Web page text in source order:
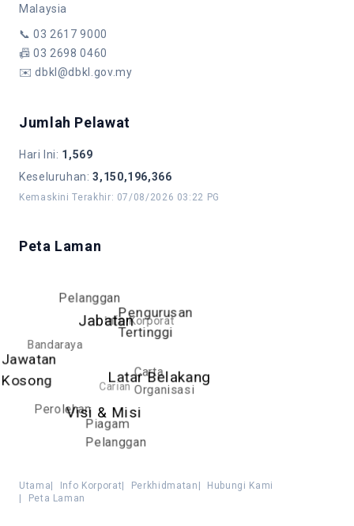
Malaysia
📞03 2617 9000
📠03 2698 0460
✉️dbkl@dbkl.gov.my
Jumlah Pelawat
Hari Ini: 1,569
Keseluruhan:3,150,196,366
Kemaskini Terakhir: 07/08/2026 03:22 PG
Peta Laman
Latar Belakang
Visi & Misi
Piagam
Pelanggan
Carta
Organisasi
Pengurusan
Tertinggi
Jabatan
Jawatan
Kosong
Perolehan
Carian
Info Korporat
Pelanggan
Bandaraya
Utama Info Korporat Perkhidmatan
Hubungi Kami
Peta Laman